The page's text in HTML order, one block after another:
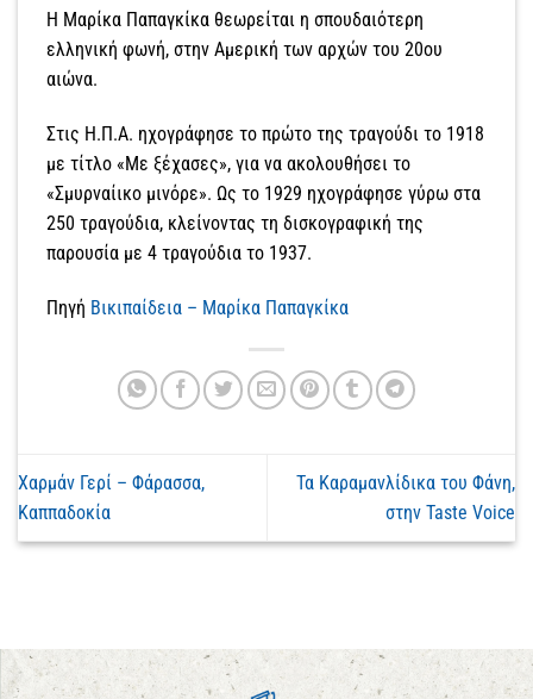
Η Μαρίκα Παπαγκίκα θεωρείται η σπουδαιότερη
ελληνική φωνή, στην Αμερική των αρχών του 20ου
αιώνα.
Στις Η.Π.Α. ηχογράφησε το πρώτο της τραγούδι το 1918
με τίτλο «Με ξέχασες», για να ακολουθήσει το
«Σμυρναίικο μινόρε». Ως το 1929 ηχογράφησε γύρω στα
250 τραγούδια, κλείνοντας τη δισκογραφική της
παρουσία με 4 τραγούδια το 1937.
Πηγή Βικιπαίδεια – Μαρίκα Παπαγκίκα
Χαρμάν Γερί – Φάρασσα,
Καππαδοκία
Τα Καραμανλίδικα του Φάνη,
στην Taste Voice